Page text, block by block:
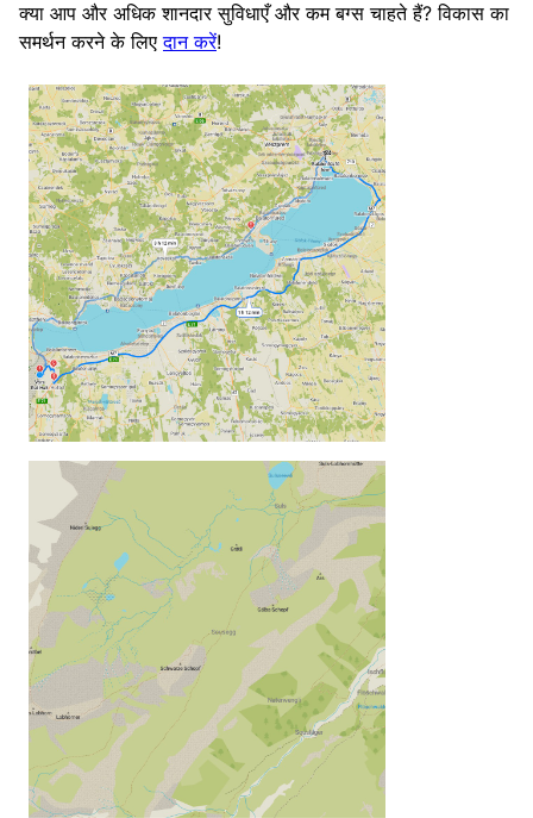
क्या आप और अधिक शानदार सुविधाएँ और कम बग्स चाहते हैं? विकास का
समर्थन करने के लिएदान करें!